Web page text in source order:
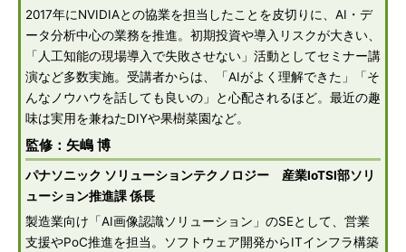
2017年にNVIDIAとの協業を担当したことを皮切りに、AI・デ
ータ分析中心の業務を推進。初期投資や導入リスクが大きい、
「人工知能の現場導入で失敗させない」活動としてセミナー講
演など多数実施。受講者からは、「AIがよく理解できた」「そ
んなノウハウを話しても良いの」と心配されるほど。最近の趣
味は実用を兼ねたDIYや果樹菜園など。
監修：矢嶋 博
パナソニック ソリューションテクノロジー 産業IoTSI部ソリ
ューション推進課 係長
製造業向け「AI画像認識ソリューション」のSEとして、営業
支援やPoC推進を担当。ソフトウェア開発からITインフラ構築